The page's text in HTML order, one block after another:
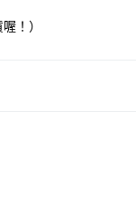
！）